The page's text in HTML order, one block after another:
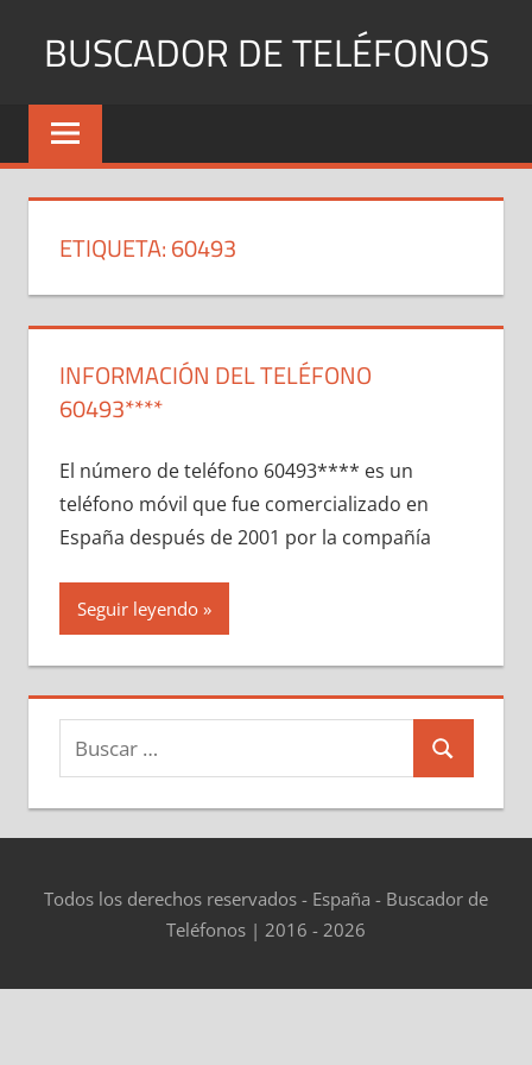
BUSCADOR DE TELÉFONOS
Identifica
Números
y
ETIQUETA:60493
INFORMACIÓN DEL TELÉFONO
60493****
El número dе teléfono 60493**** es un
teléfono móvil quе fue comercializado en
España después dе 2001 pοr la compañía
Seguir leyendo
Buscar:
Buscar
Todos los derechos reservados - España - Buscador de
Teléfonos | 2016 - 2026